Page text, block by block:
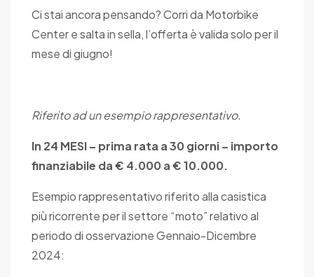
Ci stai ancora pensando? Corri da Motorbike
Center e salta in sella, l’offerta è valida solo per il
mese di giugno!
Riferito ad un esempio rappresentativo.
In 24 MESI – prima rata a 30 giorni – importo
finanziabile da € 4.000 a € 10.000.
Esempio rappresentativo riferito alla casistica
più ricorrente per il settore “moto” relativo al
periodo di osservazione Gennaio-Dicembre
2024: